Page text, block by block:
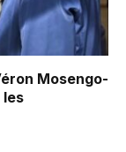
Mosengo-
les